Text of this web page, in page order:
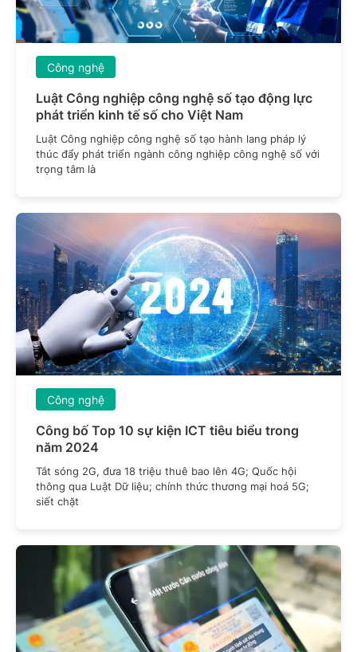
Luật Công nghiệp công nghệ số tạo động lực
phát triển kinh tế số cho Việt Nam
Công nghệ
Luật Công nghiệp công nghệ số tạo hành lang pháp lý
thúc đẩy phát triển ngành công nghiệp công nghệ số với
trọng tâm là
Công bố Top 10 sự kiện ICT tiêu biểu trong
năm 2024
Công nghệ
Tắt sóng 2G, đưa 18 triệu thuê bao lên 4G; Quốc hội
thông qua Luật Dữ liệu; chính thức thương mại hoá 5G;
siết chặt